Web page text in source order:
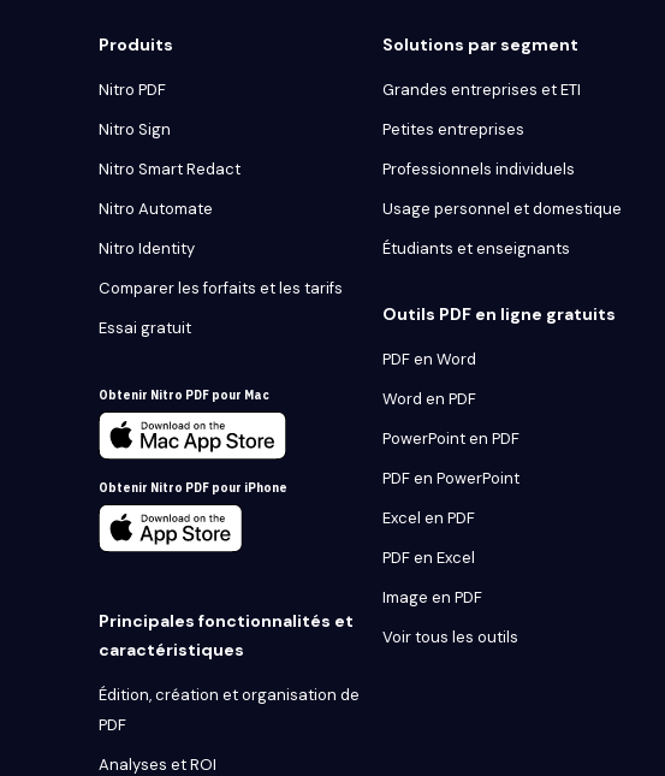
Produits
Nitro PDF
Nitro Sign
Nitro Smart Redact
Nitro Automate
Nitro Identity
Comparer les forfaits et les tarifs
Essai gratuit
Obtenir Nitro PDF pour Mac
Obtenir Nitro PDF pour iPhone
Principales fonctionnalités et
caractéristiques
Édition, création et organisation de
PDF
Analyses et ROI
Solutions par segment
Grandes entreprises et ETI
Petites entreprises
Professionnels individuels
Usage personnel et domestique
Étudiants et enseignants
Outils PDF en ligne gratuits
PDF en Word
Word en PDF
PowerPoint en PDF
PDF en PowerPoint
Excel en PDF
PDF en Excel
Image en PDF
Voir tous les outils